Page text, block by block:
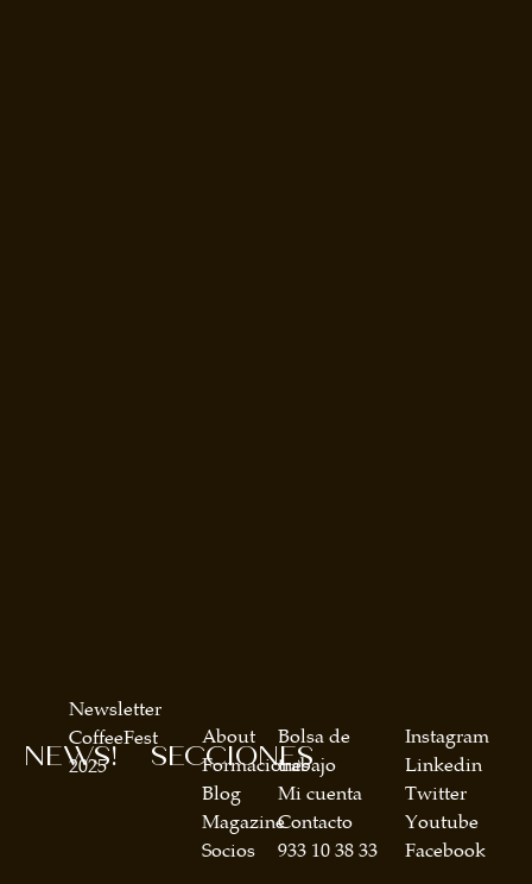
SECCIONES
About
Formaciones
Blog
Magazine
Socios
Bolsa de
trabajo
Mi cuenta
Contacto
933 10 38 33
NEWS!
Newsletter
CoffeeFest
2025
Instagram
Linkedin
Twitter
Youtube
Facebook